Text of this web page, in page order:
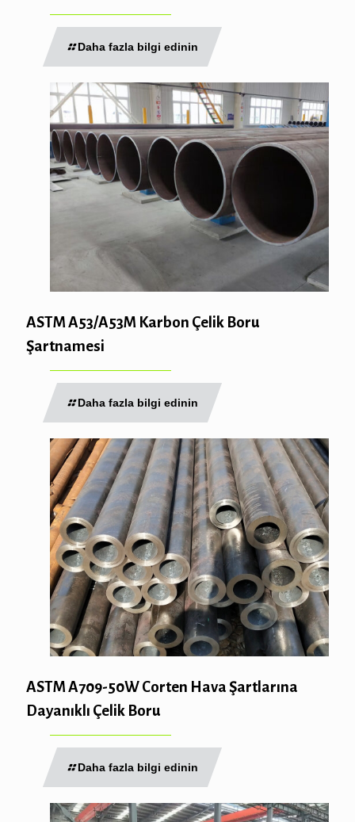
Daha fazla bilgi edinin
ASTM A53/A53M Karbon Çelik Boru
Şartnamesi
Daha fazla bilgi edinin
ASTM A709-50W Corten Hava Şartlarına
Dayanıklı Çelik Boru
Daha fazla bilgi edinin